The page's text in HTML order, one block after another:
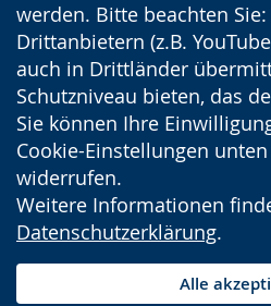
werden. Bitte beachten
Drittanbietern (z.B.
auch in Drittländer
Schutzniveau bieten, das
Sie können Ihre
Cookie-Einstellungen
widerrufen.
Weitere Informationen
Datenschutzerklärung.
Alle